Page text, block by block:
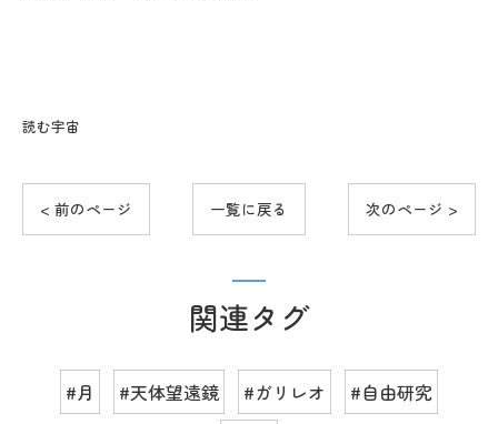
読む宇宙
< 前のページ 一覧に戻る 次のページ >
関連タグ
#月 #天体望遠鏡 #ガリレオ
#自由研究